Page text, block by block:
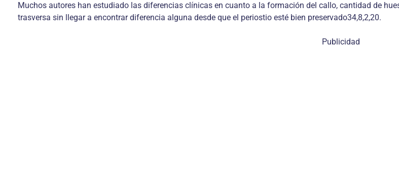
Muchos autores han estudiado las diferencias clínicas en cuanto a la formación del callo, cantidad de
trasversa sin llegar a encontrar diferencia alguna desde que el periostio esté bien preservado34,8,2,20.
Publicidad